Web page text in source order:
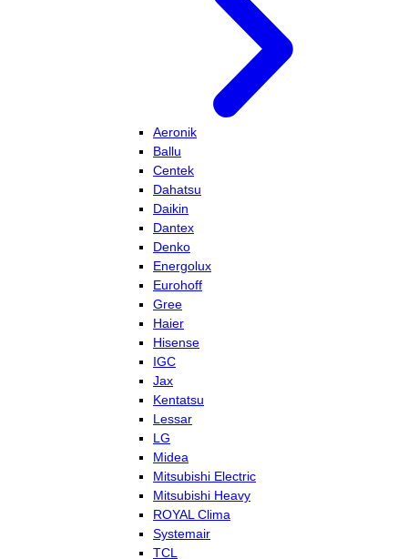
Aeronik
Ballu
Centek
Dahatsu
Daikin
Dantex
Denko
Energolux
Eurohoff
Gree
Haier
Hisense
IGC
Jax
Kentatsu
Lessar
LG
Midea
Mitsubishi Electric
Mitsubishi Heavy
ROYAL Clima
Systemair
TCL